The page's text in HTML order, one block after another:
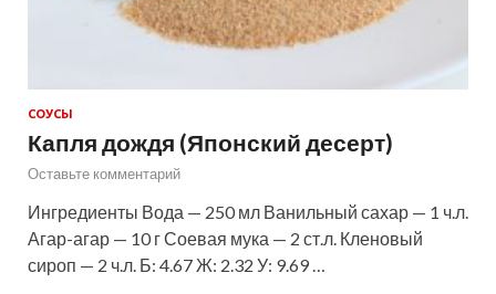
СОУСЫ
Капля дождя (Японский десерт)
Оставьте комментарий
Ингредиенты Вода — 250 мл Ванильный сахар — 1 ч.л.
Агар-агар — 10 г Соевая мука — 2 ст.л. Кленовый
сироп — 2 ч.л. Б: 4.67 Ж: 2.32 У: 9.69 …